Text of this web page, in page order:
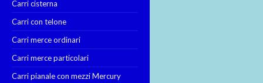
Carri cisterna
Carri con telone
Carri merce ordinari
Carri merce particolari
Carri pianale con mezzi Mercury